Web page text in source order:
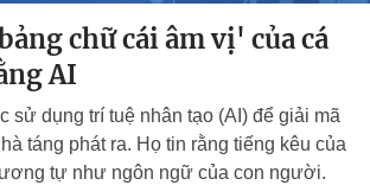
chữ cái âm vị' của cá
AI
sử dụng trí tuệ nhân tạo (AI) để giải mã
táng phát ra. Họ tin rằng tiếng kêu của
tự như ngôn ngữ của con người.